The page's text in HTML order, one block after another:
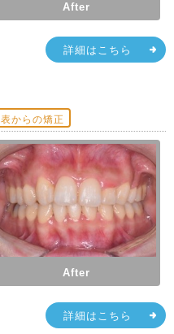
After
詳細はこちら
表からの矯正
After
詳細はこちら